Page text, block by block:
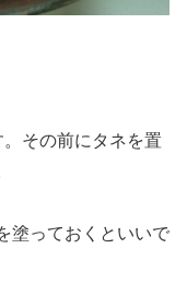
その前にタネを置
塗っておくといいで